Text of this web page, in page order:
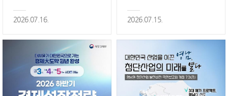
2026.07.16. 2026.07.15.